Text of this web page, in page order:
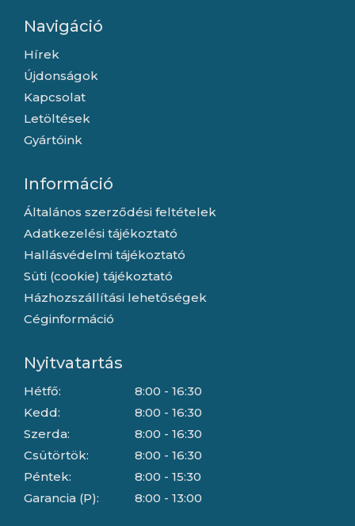
Navigáció
Hírek
Újdonságok
Kapcsolat
Letöltések
Gyártóink
Információ
Általános szerződési feltételek
Adatkezelési tájékoztató
Hallásvédelmi tájékoztató
Süti (cookie) tájékoztató
Házhozszállítási lehetőségek
Céginformáció
Nyitvatartás
Hétfő:
Kedd:
Szerda:
Csütörtök:
Péntek:
Garancia (P):
8:00 - 16:30
8:00 - 16:30
8:00 - 16:30
8:00 - 16:30
8:00 - 15:30
8:00 - 13:00